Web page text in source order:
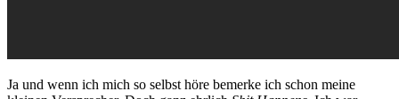
Ja und wenn ich mich so selbst höre bemerke ich schon meine